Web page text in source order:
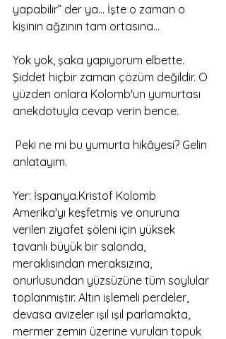
yapabilir” der ya… İşte o zaman o
kişinin ağzının tam ortasına…
Yok yok, şaka yapıyorum elbette.
Şiddet hiçbir zaman çözüm değildir. O
yüzden onlara Kolomb'un yumurtası
anekdotuyla cevap verin bence.
anlatayım.
Yer: İspanya.Kristof Kolomb
Amerika'yı keşfetmiş ve onuruna
verilen ziyafet şöleni için yüksek
tavanlı büyük bir salonda,
meraklısından meraksızına,
onurlusundan yüzsüzüne tüm soylular
toplanmıştır. Altın işlemeli perdeler,
devasa avizeler ışıl ışıl parlamakta,
mermer zemin üzerine vurulan topuk